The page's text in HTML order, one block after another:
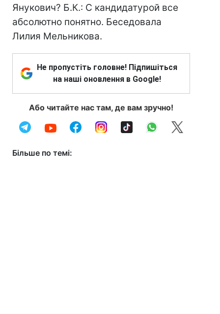
Янукович? Б.К.: С кандидатурой все
абсолютно понятно. Беседовала
Лилия Мельникова.
Не пропустіть головне! Підпишіться
на наші оновлення в Google!
Або читайте нас там, де вам зручно!
Більше по темі: